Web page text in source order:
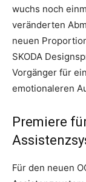
wuchs noch
veränderten
neuen
SKODA
Vorgänger für
emotionaleren
Premiere
Für den neuen